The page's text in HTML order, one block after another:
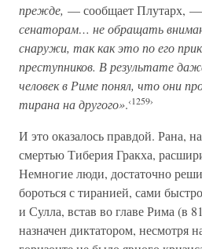
прежде, — сообщает Плутарх, —
сенаторам… не обращать
снаружи, так как это по его
преступников. В результате
человек в Риме понял, что они
тирана на другого».‹1259›
И это оказалось правдой. Рана,
смертью Тиберия Гракха,
Немногие люди, достаточно
бороться с тиранией, сами
и Сулла, встав во главе Рима (в
назначен диктатором, несмотря